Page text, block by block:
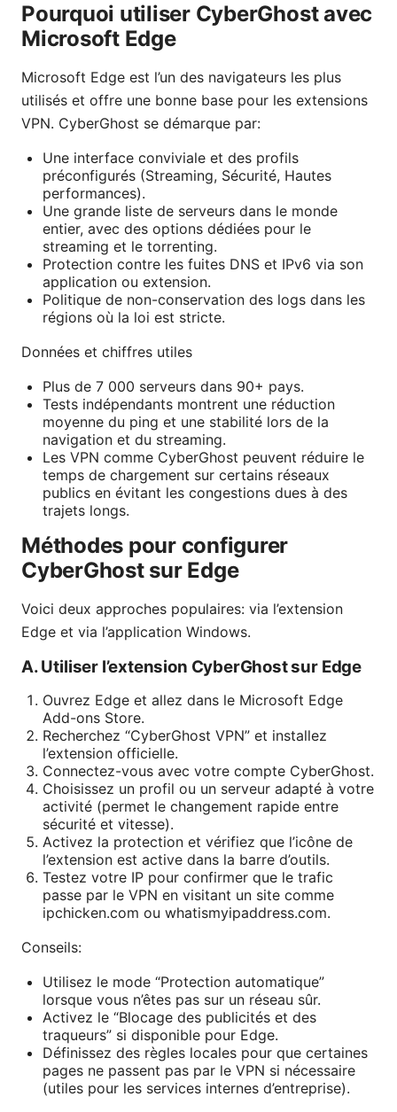
Pourquoi utiliser CyberGhost avec
Microsoft Edge
Microsoft Edge est l’un des navigateurs les plus
utilisés et offre une bonne base pour les extensions
VPN. CyberGhost se démarque par:
Une interface conviviale et des profils
préconfigurés (Streaming, Sécurité, Hautes
performances).
Une grande liste de serveurs dans le monde
entier, avec des options dédiées pour le
streaming et le torrenting.
Protection contre les fuites DNS et IPv6 via son
application ou extension.
Politique de non-conservation des logs dans les
régions où la loi est stricte.
Données et chiffres utiles
Plus de 7 000 serveurs dans 90+ pays.
Tests indépendants montrent une réduction
moyenne du ping et une stabilité lors de la
navigation et du streaming.
Les VPN comme CyberGhost peuvent réduire le
temps de chargement sur certains réseaux
publics en évitant les congestions dues à des
trajets longs.
Méthodes pour configurer
CyberGhost sur Edge
Voici deux approches populaires: via l’extension
Edge et via l’application Windows.
A. Utiliser l’extension CyberGhost sur Edge
Ouvrez Edge et allez dans le Microsoft Edge
Add-ons Store.
Recherchez “CyberGhost VPN” et installez
l’extension officielle.
Connectez-vous avec votre compte CyberGhost.
Choisissez un profil ou un serveur adapté à votre
activité (permet le changement rapide entre
sécurité et vitesse).
Activez la protection et vérifiez que l’icône de
l’extension est active dans la barre d’outils.
Testez votre IP pour confirmer que le trafic
passe par le VPN en visitant un site comme
ipchicken.com ou whatismyipaddress.com.
Conseils:
Utilisez le mode “Protection automatique”
lorsque vous n’êtes pas sur un réseau sûr.
Activez le “Blocage des publicités et des
traqueurs” si disponible pour Edge.
Définissez des règles locales pour que certaines
pages ne passent pas par le VPN si nécessaire
(utiles pour les services internes d’entreprise).